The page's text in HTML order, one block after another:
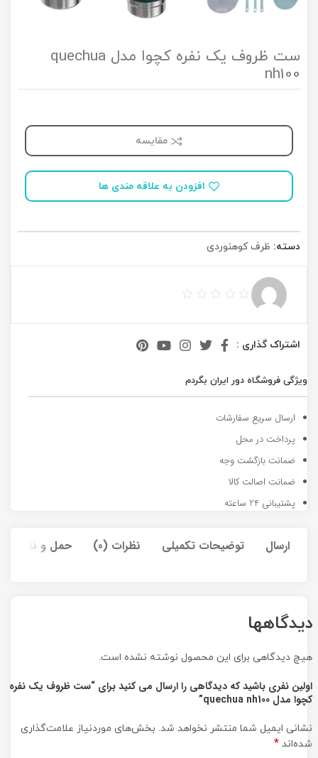
ست ظروف یک نفره کچوا مدل quechua
nh100
مقایسه
افزودن به علاقه مندی ها
دسته: ظرف کوهنوردی
اشتراک گذاری :
ویژگی فروشگاه دور ایران بگردم
ارسال سریع سفارشات
پرداخت در محل
ضمانت بازگشت وجه
ضمانت اصالت کالا
پشتیبانی 24 ساعته
ارسال توضیحات تکمیلی نظرات (0) حمل و نقل کالا
دیدگاهها
هیچ دیدگاهی برای این محصول نوشته نشده است.
اولین نفری باشید که دیدگاهی را ارسال می کنید برای “ست ظروف یک نفره
کچوا مدل quechua nh100”
نشانی ایمیل شما منتشر نخواهد شد. بخش‌های موردنیاز علامت‌گذاری
شده‌اند *